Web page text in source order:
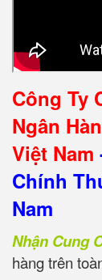
Công Ty
Ngân
Việt Nam
Chính
Nam
Nhận Cung
hàng trên